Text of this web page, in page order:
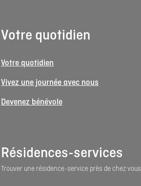
Votre quotidien
Votre quotidien
Vivez une journée avec nous
Devenez bénévole
Résidences-services
Trouver une résidence-service près de chez vous